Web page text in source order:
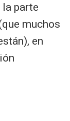
la parte
muchos
en